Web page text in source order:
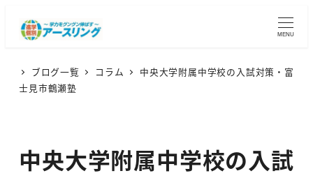
MENU
ブログ一覧 コラム
中央大学附属中学校の入試対策・富
士見市鶴瀬塾
中央大学附属中学校の入試